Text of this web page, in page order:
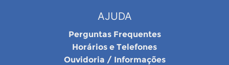
AJUDA
Perguntas Frequentes
Horários e Telefones
Ouvidoria / Informações